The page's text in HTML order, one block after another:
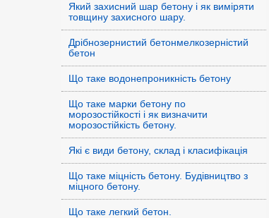
Який захисний шар бетону і як виміряти
товщину захисного шару.
Дрібнозернистий бетонмелкозерністий
бетон
Що таке водонепроникність бетону
Що таке марки бетону по
морозостійкості і як визначити
морозостійкість бетону.
Які є види бетону, склад і класифікація
Що таке міцність бетону. Будівництво з
міцного бетону.
Що таке легкий бетон.